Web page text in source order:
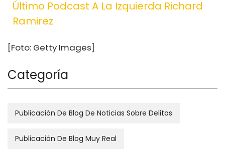
Último Podcast A La Izquierda Richard
Ramirez
[Foto: Getty Images]
Categoría
Publicación De Blog De Noticias Sobre Delitos
Publicación De Blog Muy Real